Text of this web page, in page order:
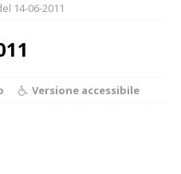
14-06-2011
Versione accessibile